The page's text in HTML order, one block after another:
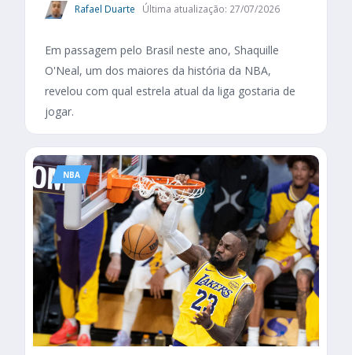
Rafael Duarte Última atualização: 27/07/2026
Em passagem pelo Brasil neste ano, Shaquille
O'Neal, um dos maiores da história da NBA,
revelou com qual estrela atual da liga gostaria de
jogar.
NBA